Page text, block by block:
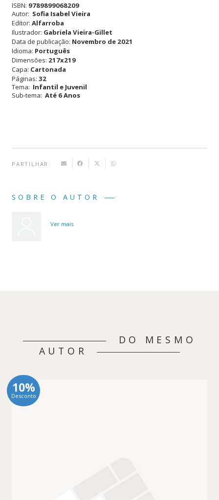
Coisas
do
Coração
ISBN: 9789899068209
Autor: Sofia Isabel Vieira
Editor: Alfarroba
Ilustrador: Gabriela Vieira-Gillet
Data de publicação: Novembro de 2021
Idioma: Português
Dimensões: 217x219
Capa: Cartonada
Páginas: 32
Tema: Infantil e Juvenil
Sub-tema: Até 6 Anos
PARTILHAR:
SOBRE O AUTOR
Ver mais
DO MESMO
AUTOR
10%
Desconto